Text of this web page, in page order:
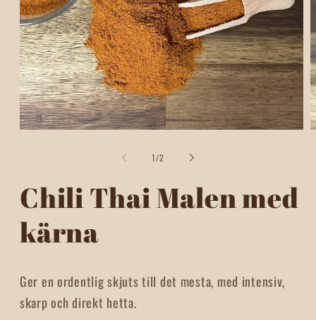
1/of
2
Chili Thai Malen med
kärna
Ger en ordentlig skjuts till det mesta, med intensiv,
skarp och direkt hetta.